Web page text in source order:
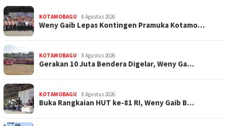
KOTAMOBAGU 8 Agustus 2026
Weny Gaib Lepas Kontingen Pramuka Kotamo…
KOTAMOBAGU 8 Agustus 2026
Gerakan 10 Juta Bendera Digelar, Weny Ga…
KOTAMOBAGU 8 Agustus 2026
Buka Rangkaian HUT ke-81 RI, Weny Gaib B…